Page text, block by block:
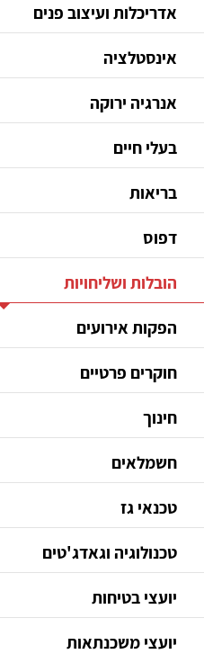
אדריכלות ועיצוב פנים
אינסטלציה
אנרגיה ירוקה
בעלי חיים
בריאות
דפוס
הובלות ושליחויות
הפקות אירועים
חוקרים פרטיים
חינוך
חשמלאים
טכנאי גז
טכנולוגיה וגאדג'טים
יועצי בטיחות
יועצי משכנתאות